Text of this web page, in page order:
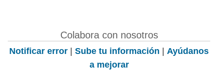
Colabora con nosotros
Notificar error | Sube tu información | Ayúdanos
a mejorar